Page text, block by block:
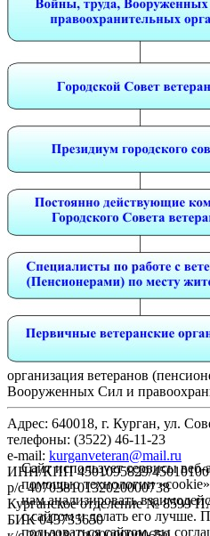
организация ветеранов
Вооруженных Сил и
Адрес: 640018, г. Курган, ул.
телефоны: (3522) 46-11-23
e-mail: kurganveteran@mail.ru
ИНН/КПП 4501095829/
р/с 40703810132020000738
Курганское отделение № 8599
БИК 043735650
Сайт использует сервисы
помощью технологии
нам анализировать
с сайтом и делать его лучше.
пользоваться сайтом, вы